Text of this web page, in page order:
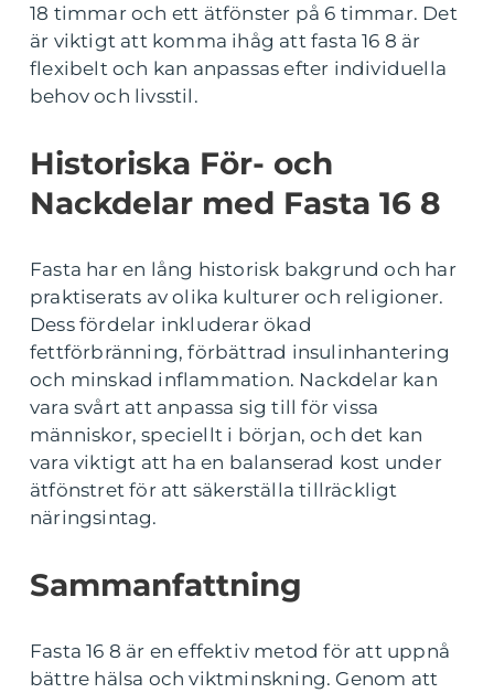
18 timmar och ett ätfönster på 6 timmar. Det
är viktigt att komma ihåg att fasta 16 8 är
flexibelt och kan anpassas efter individuella
behov och livsstil.
Historiska För- och
Nackdelar med Fasta 16 8
Fasta har en lång historisk bakgrund och har
praktiserats av olika kulturer och religioner.
Dess fördelar inkluderar ökad
fettförbränning, förbättrad insulinhantering
och minskad inflammation. Nackdelar kan
vara svårt att anpassa sig till för vissa
människor, speciellt i början, och det kan
vara viktigt att ha en balanserad kost under
ätfönstret för att säkerställa tillräckligt
näringsintag.
Sammanfattning
Fasta 16 8 är en effektiv metod för att uppnå
bättre hälsa och viktminskning. Genom att